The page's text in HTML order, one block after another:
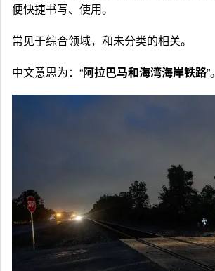
便快捷书写、使用。
常见于综合领域，和未分类的相关。
中文意思为：“阿拉巴马和海湾海岸铁路”。